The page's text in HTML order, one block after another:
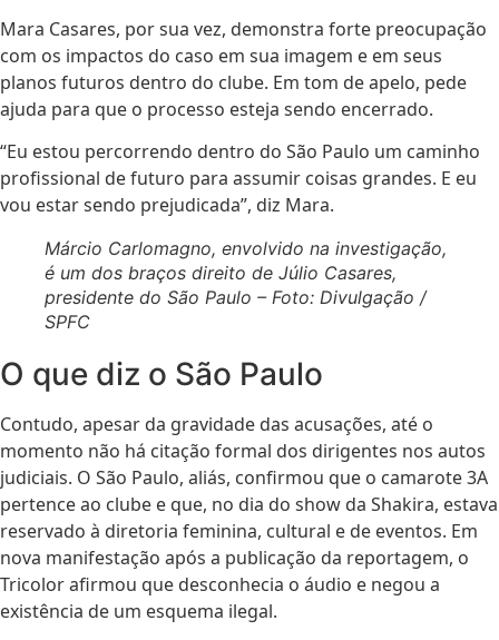
Mara Casares, por sua vez, demonstra forte preocupação
com os impactos do caso em sua imagem e em seus
planos futuros dentro do clube. Em tom de apelo, pede
ajuda para que o processo esteja sendo encerrado.
“Eu estou percorrendo dentro do São Paulo um caminho
profissional de futuro para assumir coisas grandes. E eu
vou estar sendo prejudicada”, diz Mara.
Márcio Carlomagno, envolvido na investigação,
é um dos braços direito de Júlio Casares,
presidente do São Paulo – Foto: Divulgação /
SPFC
O que diz o São Paulo
Contudo, apesar da gravidade das acusações, até o
momento não há citação formal dos dirigentes nos autos
judiciais. O São Paulo, aliás, confirmou que o camarote 3A
pertence ao clube e que, no dia do show da Shakira, estava
reservado à diretoria feminina, cultural e de eventos. Em
nova manifestação após a publicação da reportagem, o
Tricolor afirmou que desconhecia o áudio e negou a
existência de um esquema ilegal.